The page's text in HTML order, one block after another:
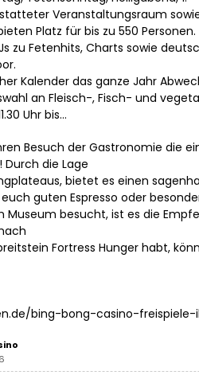
Veranstaltungsraum
Platz für bis zu 550 Personen.
zu Fetenhits, Charts sowie
Kalender das ganze Jahr
an Fleisch-, Fisch- und
Uhr bis…
Besuch der Gastronomie die
Durch die Lage
bietet es einen
guten Espresso oder
Museum besucht, ist es die
Fortress Hunger habt,
bing-bong-casino-